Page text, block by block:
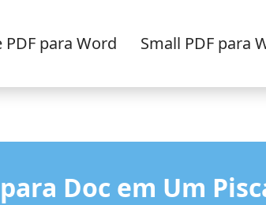
PDF para Word Small PDF para
Doc em Um